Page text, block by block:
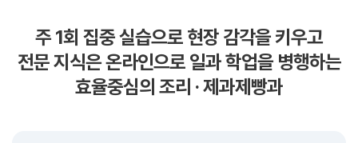
주 1회 집중 실습으로 현장 감각을 키우고
전문 지식은 온라인으로 일과 학업을 병행하는
효율중심의 조리 · 제과제빵과